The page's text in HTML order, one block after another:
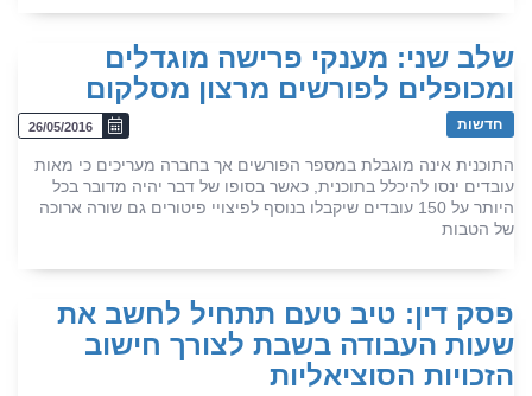
שלב שני: מענקי פרישה מוגדלים
ומכופלים לפורשים מרצון מסלקום
26/05/2016 חדשות
התוכנית אינה מוגבלת במספר הפורשים אך בחברה מעריכים כי מאות
עובדים ינסו להיכלל בתוכנית, כאשר בסופו של דבר יהיה מדובר בכל
היותר על 150 עובדים שיקבלו בנוסף לפיצויי פיטורים גם שורה ארוכה
של הטבות
פסק דין: טיב טעם תתחיל לחשב את
שעות העבודה בשבת לצורך חישוב
הזכויות הסוציאליות